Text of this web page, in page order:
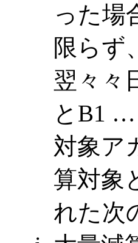
った場
限らず
翌々々
とB1 …
対象ア
算対象
れた次